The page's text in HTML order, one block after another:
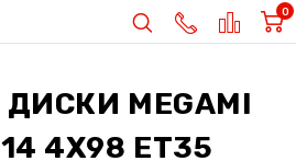
0
ДИСКИ MEGAMI
4X98 ET35